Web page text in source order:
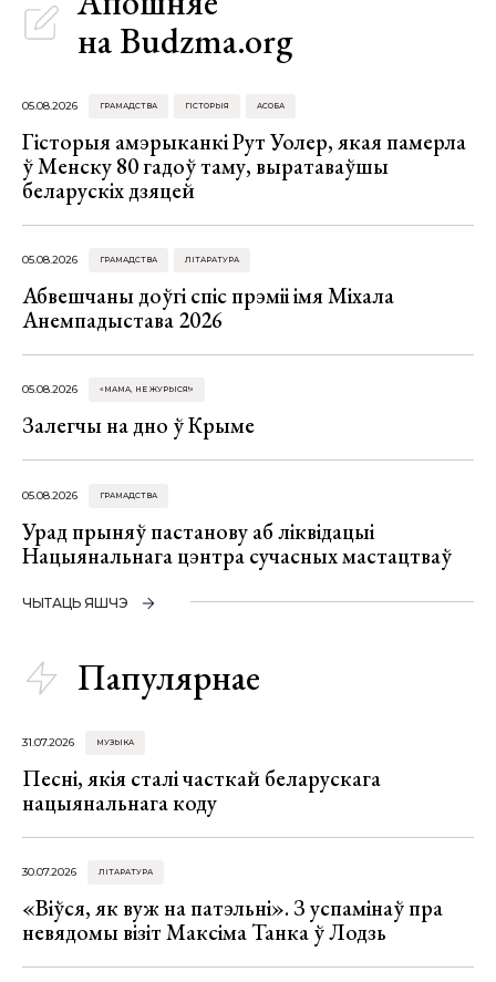
на Budzma.org
05.08.2026 ГРАМАДСТВА ГІСТОРЫЯ АСОБА
Гісторыя амэрыканкі Рут Уолер, якая памерла
ў Менску 80 гадоў таму, выратаваўшы
беларускіх дзяцей
05.08.2026 ГРАМАДСТВА ЛІТАРАТУРА
Абвешчаны доўгі спіс прэміі імя Міхала
Анемпадыстава 2026
05.08.2026 «МАМА, НЕ ЖУРЫСЯ!»
Залегчы на дно ў Крыме
05.08.2026 ГРАМАДСТВА
Урад прыняў пастанову аб ліквідацыі
Нацыянальнага цэнтра сучасных мастацтваў
ЧЫТАЦЬ ЯШЧЭ
Папулярнае
31.07.2026 МУЗЫКА
Песні, якія сталі часткай беларускага
нацыянальнага коду
30.07.2026 ЛІТАРАТУРА
«Віўся, як вуж на патэльні». З успамінаў пра
невядомы візіт Максіма Танка ў Лодзь